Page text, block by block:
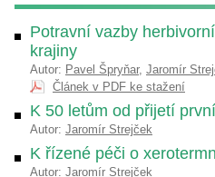
Potravní vazby
krajiny
Autor: Pavel Špryňar, Jaromír
Článek v PDF ke stažení
K 50 letům od přijetí
Autor: Jaromír Strejček
K řízené péči o
Autor: Jaromír Strejček